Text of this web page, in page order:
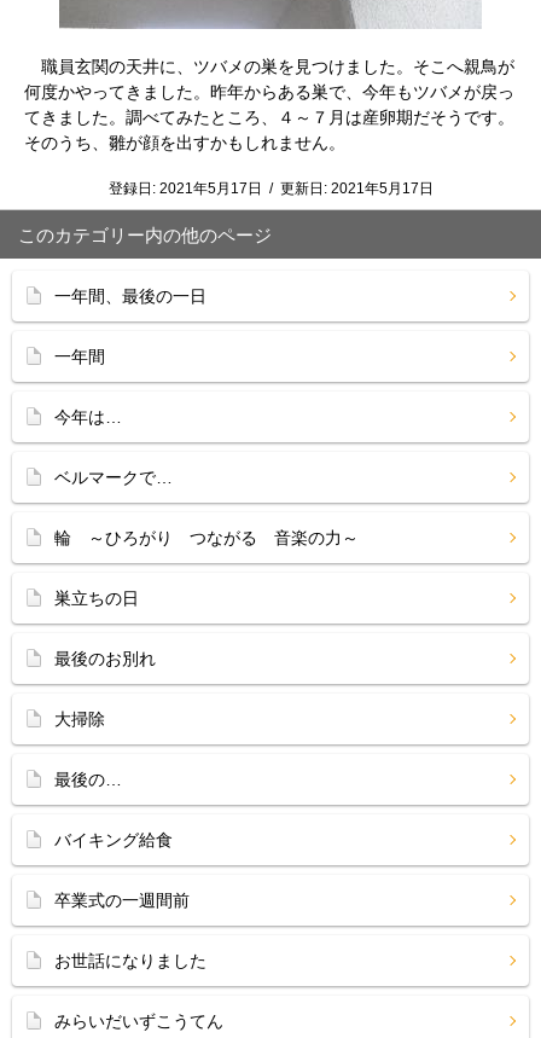
職員玄関の天井に、ツバメの巣を見つけました。そこへ親鳥が
何度かやってきました。昨年からある巣で、今年もツバメが戻っ
てきました。調べてみたところ、４～７月は産卵期だそうです。
そのうち、雛が顔を出すかもしれません。
登録日: 2021年5月17日 / 更新日: 2021年5月17日
このカテゴリー内の他のページ
一年間、最後の一日
一年間
今年は…
ベルマークで…
輪 ～ひろがり つながる 音楽の力～
巣立ちの日
最後のお別れ
大掃除
最後の…
バイキング給食
卒業式の一週間前
お世話になりました
みらいだいずこうてん